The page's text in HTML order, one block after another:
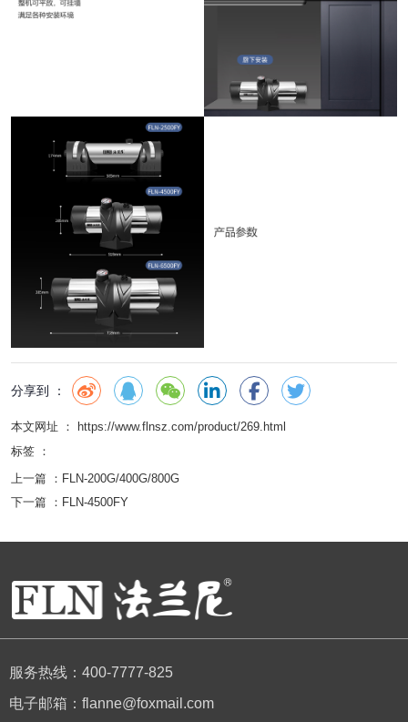
分享到 ：
本文网址 ： https://www.flnsz.com/product/269.html
标签 ：
上一篇 ： FLN-200G/400G/800G
下一篇 ： FLN-4500FY
服务热线：400-7777-825
电子邮箱：flanne@foxmail.com